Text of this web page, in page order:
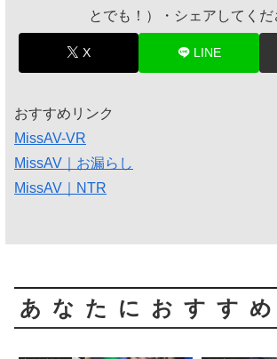
とでも！）・シェアしてくだ
X LINE
おすすめリンク
MissAV-VR
MissAV｜お漏らし
MissAV｜NTR
あなたにおすす